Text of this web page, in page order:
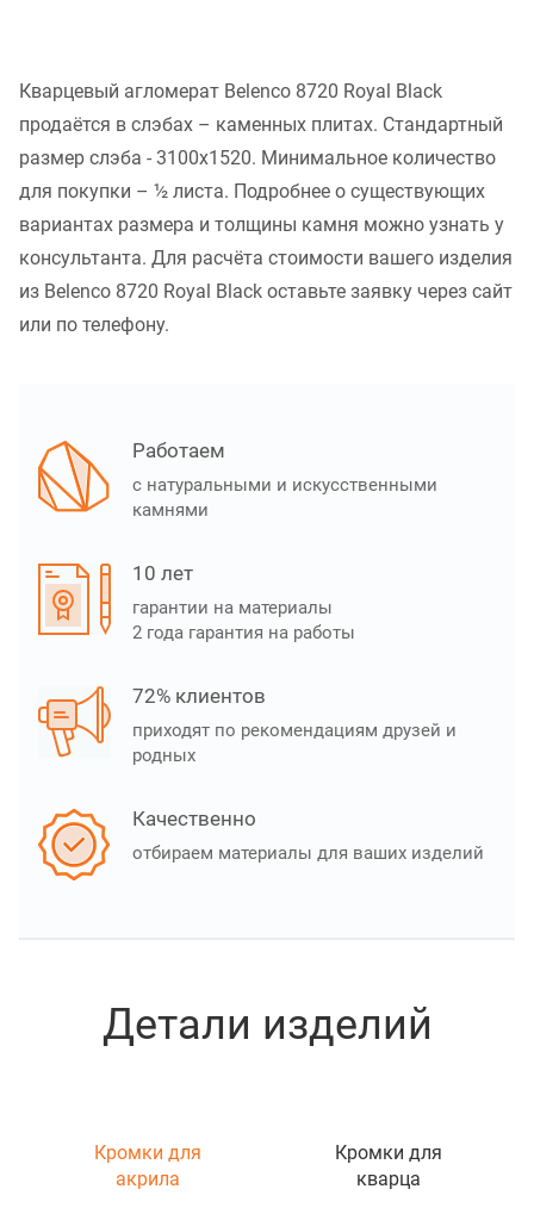
Кварцевый агломерат Belenco 8720 Royal Black
продаётся в слэбах – каменных плитах. Стандартный
размер слэба - 3100x1520. Минимальное количество
для покупки – ½ листа. Подробнее о существующих
вариантах размера и толщины камня можно узнать у
консультанта. Для расчёта стоимости вашего изделия
из Belenco 8720 Royal Black оставьте заявку через сайт
или по телефону.
Работаем
с натуральными и искусственными
камнями
10 лет
гарантии на материалы
2 года гарантия на работы
72% клиентов
приходят по рекомендациям друзей и
родных
Качественно
отбираем материалы для ваших изделий
Детали изделий
Кромки для
акрила
Кромки для
кварца